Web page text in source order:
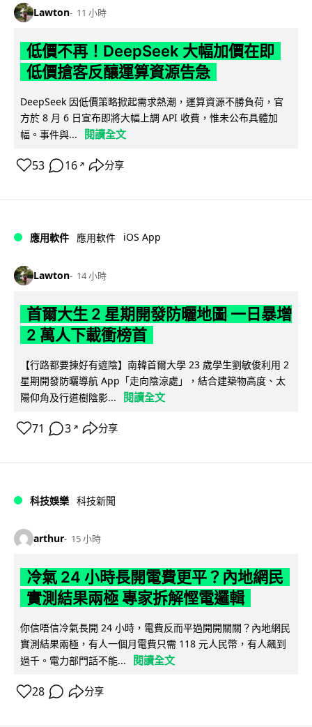
Lawton 11 小時
低價不再！DeepSeek 大幅加價在即
低價搶客反釀運算資源告急
DeepSeek 因低價策略掀起需求熱潮，運算資源不勝負荷，官
方於 8 月 6 日宣布即將大幅上調 API 收費，惟未公布具體加
幅。事件與...
閱讀全文
53 16 ↗ 分享
應用軟件 應用軟件 iOS App
Lawton 14 小時
首爾大生 2 星期開發防曬地圖 一日暴增
2 萬人下載衝榜首
【行路都要揀好有遮陰】南韓首爾大學 23 歲學生劉敏俊利用 2
星期開發防曬導航 App「走向陰涼處」，結合建築物高度、太
陽仰角及行道樹陰影...
閱讀全文
71 3 ↗ 分享
科技娛樂 科技新聞
arthur 15 小時
冷氣 24 小時長開電費更平？內地網民
實測結果兩極 專家拆解慳電邏輯
你信唔信冷氣長開 24 小時，電費反而平過開開關關？內地網民
實測結果兩極，有人一個月電費只需 118 元人民幣，有人飆到
過千。電力部門話不能...
閱讀全文
28 分享